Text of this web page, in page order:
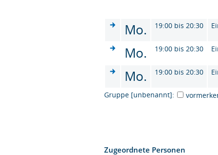
Mo. 19:00 bis 20:30
Mo. 19:00 bis 20:30
Mo. 19:00 bis 20:30
Gruppe [unbenannt]:
Zugeordnete Personen